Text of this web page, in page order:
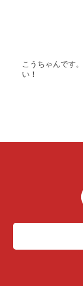
こうちゃんです
い！